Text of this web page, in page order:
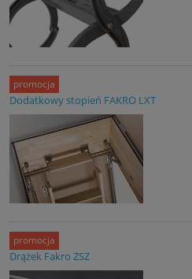
Dodatkowy stopień FAKRO LXT
promocja
Drążek Fakro ZSZ
promocja